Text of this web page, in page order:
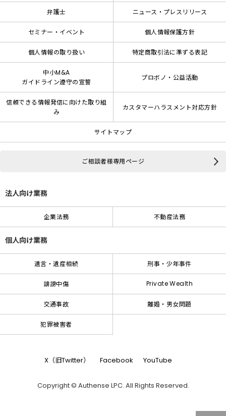
弁護士 ニュース・プレスリリース
セミナー・イベント 個人情報保護方針
個人情報の取り扱い 特定商取引法に準ずる表記
中小M&A
ガイドライン遵守の宣誓
プロボノ・公益活動
信頼できる情報発信に向けた取り組
み
カスタマーハラスメント対応方針
サイトマップ
ご相談者様専用ページ
法人向け業務
企業法務 不動産法務
個人向け業務
遺言・遺産相続 刑事・少年事件
誹謗中傷 Private Wealth
交通事故 離婚・男女問題
犯罪被害者
X（旧Twitter） Facebook YouTube
Copyright © Authense LPC. All Rights Reserved.